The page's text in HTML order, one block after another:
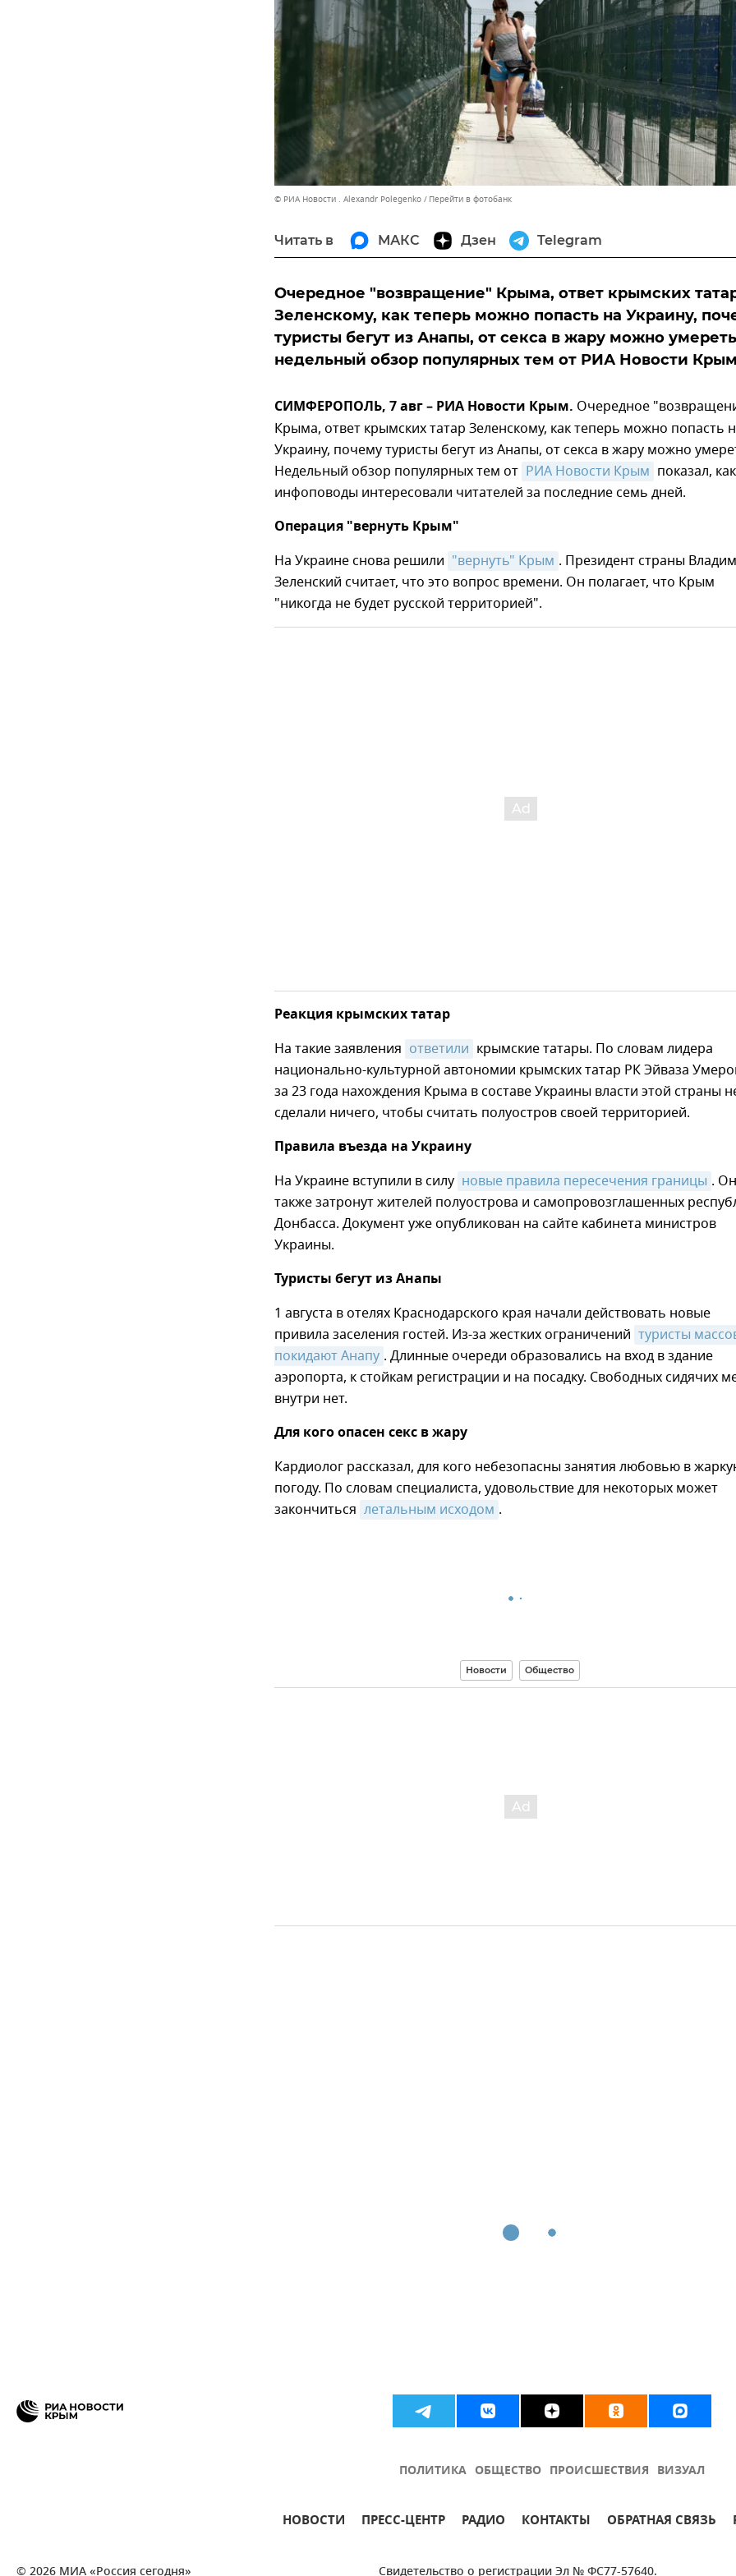
© РИА Новости . Alexandr Polegenko Перейти в фотобанк
Читать в МАКС Дзен Telegram
Очередное "возвращение" Крыма, ответ крымских
Зеленскому, как теперь можно попасть на Украину,
туристы бегут из Анапы, от секса в жару можно
недельный обзор популярных тем от РИА Новости
СИМФЕРОПОЛЬ, 7 авг – РИА Новости Крым. Очередное
Крыма, ответ крымских татар Зеленскому, как теперь можно попасть
Украину, почему туристы бегут из Анапы, от секса в жару можно
Недельный обзор популярных тем от РИА Новости Крым показал,
инфоповоды интересовали читателей за последние семь дней.
Операция "вернуть Крым"
На Украине снова решили "вернуть" Крым . Президент страны
Зеленский считает, что это вопрос времени. Он полагает, что Крым
"никогда не будет русской территорией".
Реакция крымских татар
На такие заявления ответили крымские татары. По словам лидера
национально-культурной автономии крымских татар РК Эйваза
за 23 года нахождения Крыма в составе Украины власти этой страны
сделали ничего, чтобы считать полуостров своей территорией.
Правила въезда на Украину
На Украине вступили в силу новые правила пересечения границы .
также затронут жителей полуострова и самопровозглашенных
Донбасса. Документ уже опубликован на сайте кабинета министров
Украины.
Туристы бегут из Анапы
1 августа в отелях Краснодарского края начали действовать новые
привила заселения гостей. Из-за жестких ограничений туристы
покидают Анапу . Длинные очереди образовались на вход в здание
аэропорта, к стойкам регистрации и на посадку. Свободных сидячих
внутри нет.
Для кого опасен секс в жару
Кардиолог рассказал, для кого небезопасны занятия любовью в
погоду. По словам специалиста, удовольствие для некоторых может
закончиться летальным исходом .
Новости Общество
ПОЛИТИКА ОБЩЕСТВО ПРОИСШЕСТВИЯ ВИЗУАЛ
НОВОСТИ ПРЕСС-ЦЕНТР РАДИО КОНТАКТЫ ОБРАТНАЯ СВЯЗЬ